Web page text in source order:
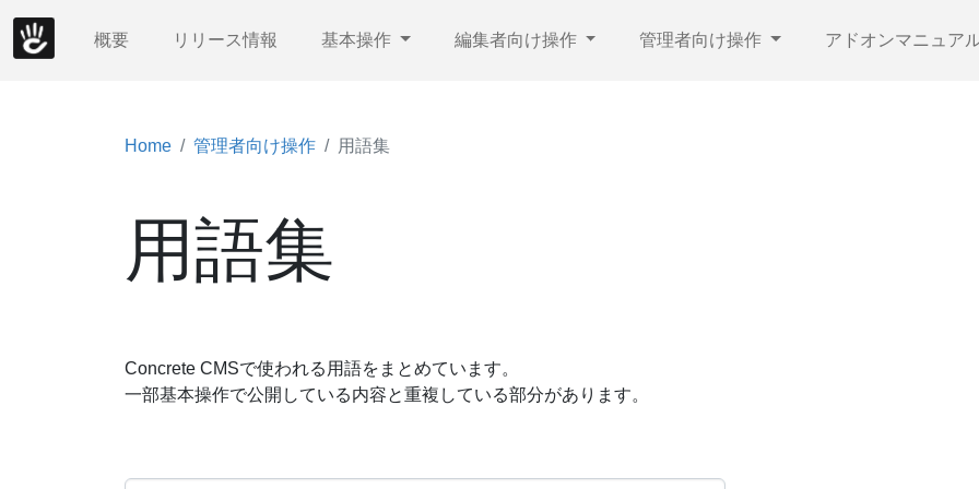
概要 リリース情報 基本操作 編集者向け操作 管理者向け操作 アドオンマニュア
Home 管理者向け操作 用語集
用語集
Concrete CMSで使われる用語をまとめています。
一部基本操作で公開している内容と重複している部分があります。